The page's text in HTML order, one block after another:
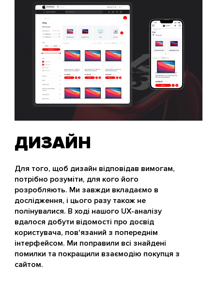
ДИЗАЙН
Для того, щоб дизайн відповідав вимогам,
потрібно розуміти, для кого його
розробляють. Ми завжди вкладаємо в
дослідження, і цього разу також не
полінувалися. В ході нашого UX-аналізу
вдалося добути відомості про досвід
користувача, пов'язаний з попереднім
інтерфейсом. Ми поправили всі знайдені
помилки та покращили взаємодію покупця з
сайтом.